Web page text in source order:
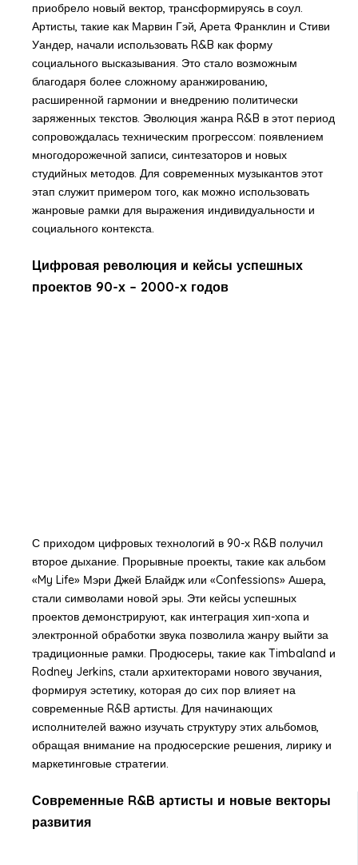
приобрело новый вектор, трансформируясь в соул.
Артисты, такие как Марвин Гэй, Арета Франклин и Стиви
Уандер, начали использовать R&B как форму
социального высказывания. Это стало возможным
благодаря более сложному аранжированию,
расширенной гармонии и внедрению политически
заряженных текстов. Эволюция жанра R&B в этот период
сопровождалась техническим прогрессом: появлением
многодорожечной записи, синтезаторов и новых
студийных методов. Для современных музыкантов этот
этап служит примером того, как можно использовать
жанровые рамки для выражения индивидуальности и
социального контекста.
Цифровая революция и кейсы успешных
проектов 90-х – 2000-х годов
С приходом цифровых технологий в 90-х R&B получил
второе дыхание. Прорывные проекты, такие как альбом
«My Life» Мэри Джей Блайдж или «Confessions» Ашера,
стали символами новой эры. Эти кейсы успешных
проектов демонстрируют, как интеграция хип-хопа и
электронной обработки звука позволила жанру выйти за
традиционные рамки. Продюсеры, такие как Timbaland и
Rodney Jerkins, стали архитекторами нового звучания,
формируя эстетику, которая до сих пор влияет на
современные R&B артисты. Для начинающих
исполнителей важно изучать структуру этих альбомов,
обращая внимание на продюсерские решения, лирику и
маркетинговые стратегии.
Современные R&B артисты и новые векторы
развития